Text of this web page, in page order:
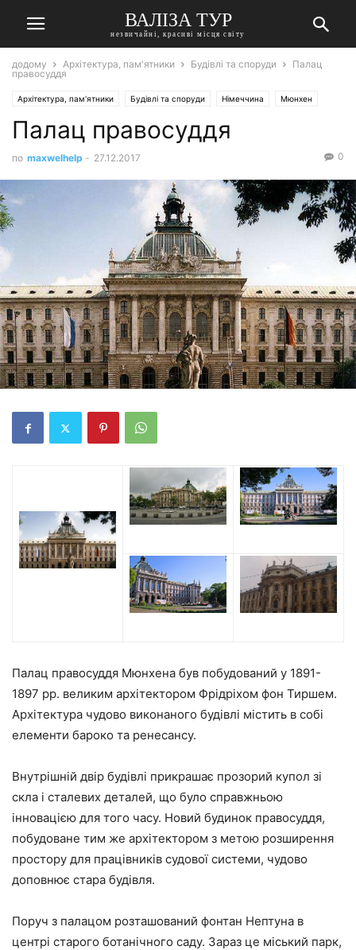
ВАЛІЗА ТУР
незвичайні, красиві місця світу
додому Архітектура, пам'ятники Будівлі та споруди
Палац
правосуддя
Архітектура, пам'ятники Будівлі та споруди Німеччина Мюнхен
Палац правосуддя
по maxwelhelp - 27.12.2017 0
Палац правосуддя Мюнхена був побудований у 1891-
1897 рр. великим архітектором Фрідріхом фон Тиршем.
Архітектура чудово виконаного будівлі містить в собі
елементи бароко та ренесансу.
Внутрішній двір будівлі прикрашає прозорий купол зі
скла і сталевих деталей, що було справжньою
інновацією для того часу. Новий будинок правосуддя,
побудоване тим же архітектором з метою розширення
простору для працівників судової системи, чудово
доповнює стара будівля.
Поруч з палацом розташований фонтан Нептуна в
центрі старого ботанічного саду. Зараз це міський парк,